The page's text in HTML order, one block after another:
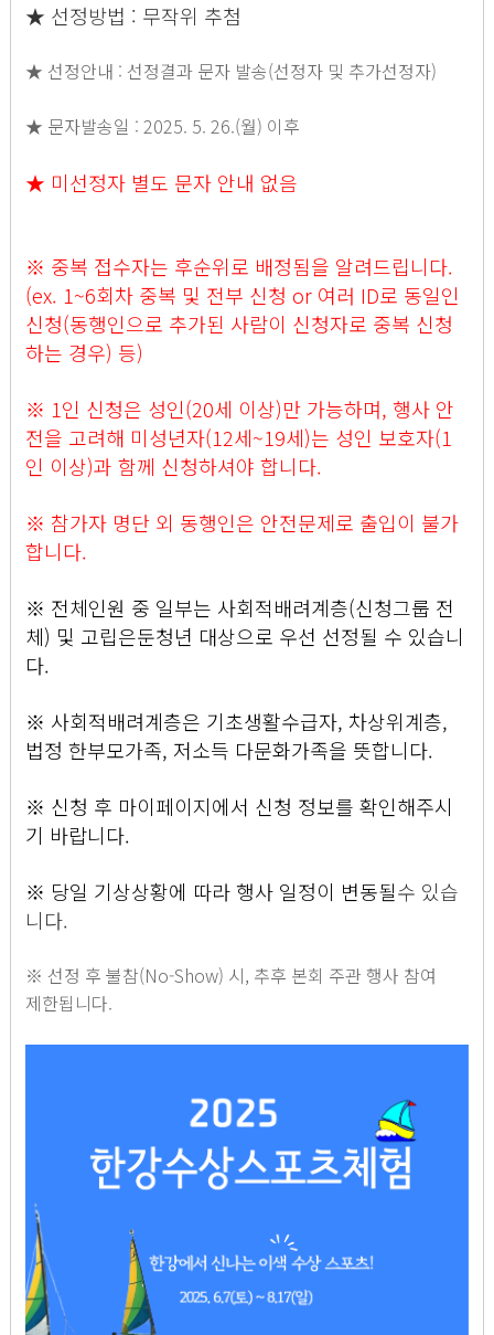
★ 선정방법 : 무작위 추첨
★ 선정안내 : 선정결과 문자 발송(선정자 및 추가선정자)
​★ 문자발송일 : 2025. 5. 26.(월) 이후
★ 미선정자 별도 문자 안내 없음
※ 중복 접수자는 후순위로 배정됨을 알려드립니다.
(ex. 1~6회차 중복 및 전부 신청 or 여러 ID로 동일인
신청(동행인으로 추가된 사람이 신청자로 중복 신청
하는 경우) 등)
※ 1인 신청은 성인(20세 이상)만 가능하며, 행사 안
전을 고려해 미성년자(12세~19세)는 성인 보호자(1
인 이상)과 함께 신청하셔야 합니다.
※ 참가자 명단 외 동행인은 안전문제로 출입이 불가
합니다.
※ 전체인원 중 일부는 사회적배려계층(신청그룹 전
체) 및 고립은둔청년 대상으로 우선 선정될 수 있습니
다.
※ 사회적배려계층은 기초생활수급자, 차상위계층,
법정 한부모가족, 저소득 다문화가족을 뜻합니다.
※ 신청 후 마이페이지에서 신청 정보를 확인해주시
기 바랍니다.
※ 당일 기상상황에 따라 행사 일정이 변동될수 있습
니다.
※ 선정 후 불참(No-Show) 시, 추후 본회 주관 행사 참여
제한됩니다.